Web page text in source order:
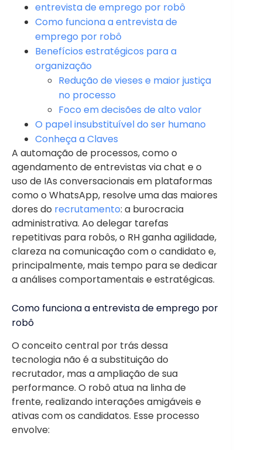
entrevista de emprego por robô
Como funciona a entrevista de
emprego por robô
Benefícios estratégicos para a
organização
Redução de vieses e maior justiça
no processo
Foco em decisões de alto valor
O papel insubstituível do ser humano
Conheça a Claves
A automação de processos, como o
agendamento de entrevistas via chat e o
uso de IAs conversacionais em plataformas
como o WhatsApp, resolve uma das maiores
dores do recrutamento: a burocracia
administrativa. Ao delegar tarefas
repetitivas para robôs, o RH ganha agilidade,
clareza na comunicação com o candidato e,
principalmente, mais tempo para se dedicar
a análises comportamentais e estratégicas.
Como funciona a entrevista de emprego por
robô
O conceito central por trás dessa
tecnologia não é a substituição do
recrutador, mas a ampliação de sua
performance. O robô atua na linha de
frente, realizando interações amigáveis e
ativas com os candidatos. Esse processo
envolve: